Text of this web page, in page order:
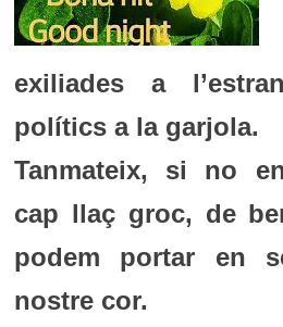
exiliades a
polítics a la garjola.
Tanmateix, si no
cap llaç groc, de
podem portar en
nostre cor.